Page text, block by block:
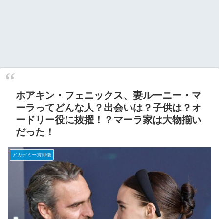
ホアキン・フェニックス、妻ルーニー・マ
ーラってどんな人？出会いは？子供は？オ
ードリー役に抜擢！？マーラ家は大物揃い
だった！
アカデミー賞俳優